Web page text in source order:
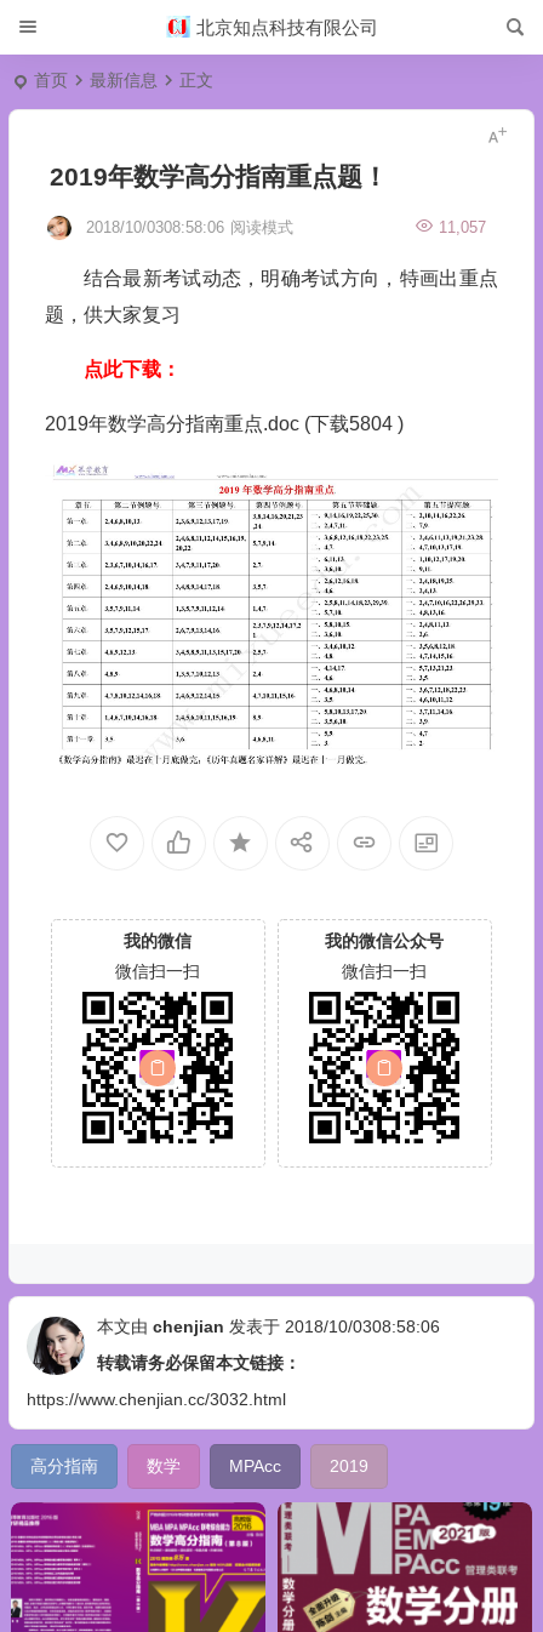
北京知点科技有限公司
首页 最新信息 正文
2019年数学高分指南重点题！
2018/10/0308:58:06 11,057
阅读模式
结合最新考试动态，明确考试方向，特画出重点
题，供大家复习
点此下载：
2019年数学高分指南重点.doc (下载5804 )
我的微信
微信扫一扫
我的微信公众号
微信扫一扫
本文由 chenjian 发表于 2018/10/0308:58:06
转载请务必保留本文链接：
https://www.chenjian.cc/3032.html
高分指南 数学 MPAcc 2019